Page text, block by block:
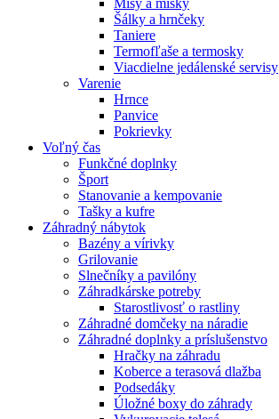
Šálky a hrnčeky
Taniere
Termofľaše a termosky
Viacdielne jedálenské servisy
Varenie
Hrnce
Panvice
Pokrievky
Voľný čas
Funkčné doplnky
Šport
Stanovanie a kempovanie
Tašky a kufre
Záhradný nábytok
Bazény a vírivky
Grilovanie
Slnečníky a pavilóny
Záhradkárske potreby
Starostlivosť o rastliny
Záhradné domčeky na náradie
Záhradné doplnky a príslušenstvo
Hračky na záhradu
Koberce a terasová dlažba
Podsedáky
Úložné boxy do záhrady